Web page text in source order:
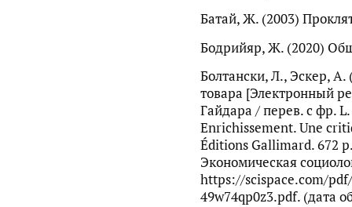
Батай, Ж. (2003)
Бодрийяр, Ж. (2020)
Болтански, Л., Эскер,
товара [Электронный
Гайдара / перев. с фр.
Enrichissement. Une
Éditions Gallimard. 672
Экономическая
https://scispace.com/
49w74qp0z3.pdf. (дата